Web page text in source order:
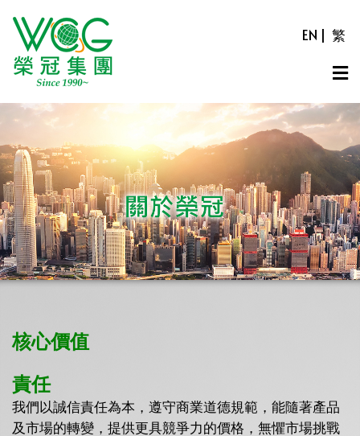
EN | 繁
核心價值
責任
我們以誠信責任為本，遵守商業道德規範，能隨著產品
及市場的轉變，提供更具競爭力的價格，無懼市場挑戰